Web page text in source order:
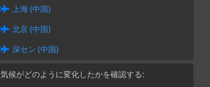
上海 (中国)
北京 (中国)
深セン (中国)
気候がどのように変化したかを確認する: